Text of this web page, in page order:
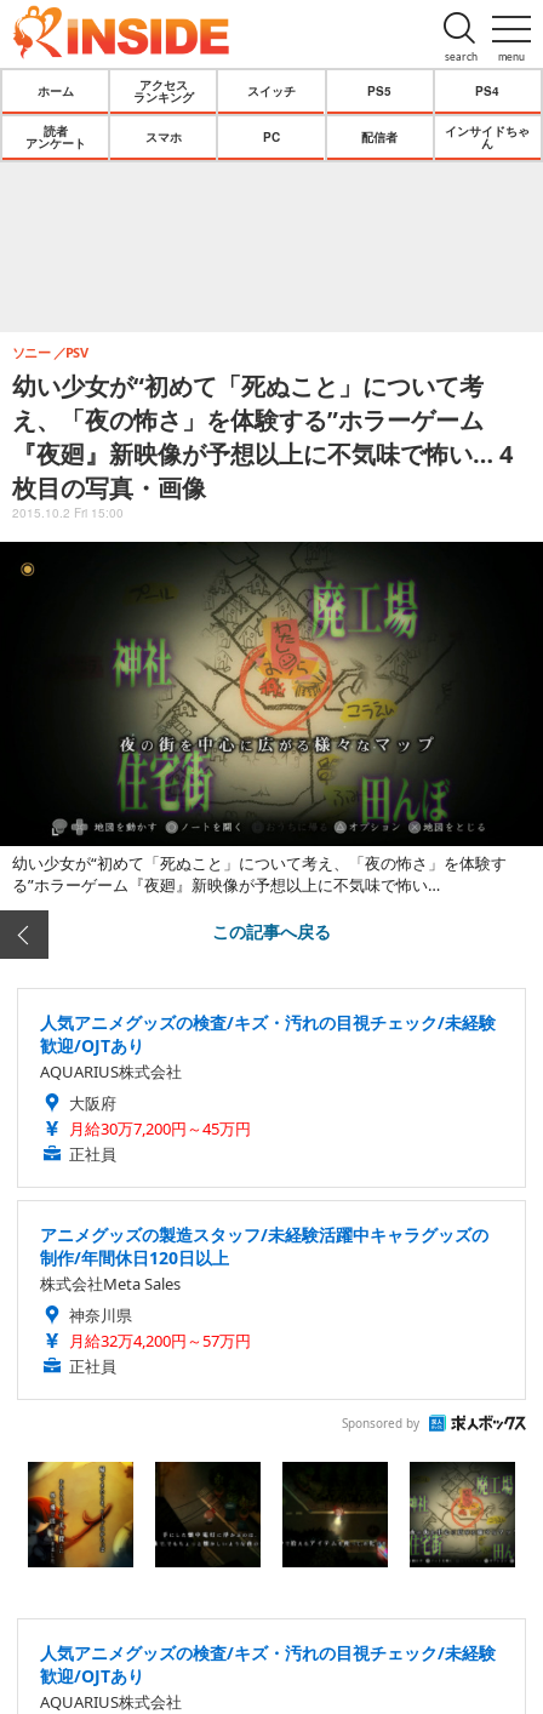
menu
search
ホーム
アクセス
ランキング
スイッチ PS5 PS4
読者
アンケート
スマホ PC 配信者
インサイドちゃ
ん
幼い少女が“初めて「死ぬこと」について考
え、「夜の怖さ」を体験する”ホラーゲーム
『夜廻』新映像が予想以上に不気味で怖い… 4
枚目の写真・画像
ソニー PSV
2015.10.2 Fri 15:00
幼い少女が“初めて「死ぬこと」について考え、「夜の怖さ」を体験す
る”ホラーゲーム『夜廻』新映像が予想以上に不気味で怖い…
この記事へ戻る
人気アニメグッズの検査/キズ・汚れの目視チェック/未経験
歓迎/OJTあり
AQUARIUS株式会社
大阪府
月給30万7,200円～45万円
正社員
アニメグッズの製造スタッフ/未経験活躍中キャラグッズの
制作/年間休日120日以上
株式会社Meta Sales
神奈川県
月給32万4,200円～57万円
正社員
Sponsored by
人気アニメグッズの検査/キズ・汚れの目視チェック/未経験
歓迎/OJTあり
AQUARIUS株式会社